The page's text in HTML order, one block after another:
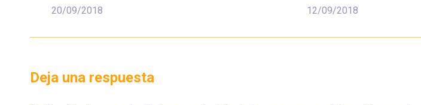
20/09/2018 12/09/2018
Deja una respuesta